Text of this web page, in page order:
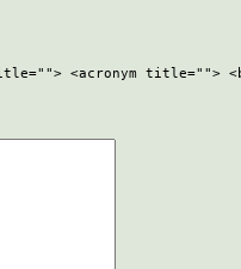
<acronym title="">